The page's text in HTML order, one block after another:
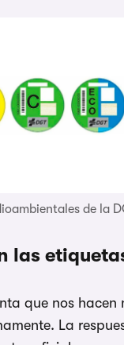
de la
las
que nos hacen
La